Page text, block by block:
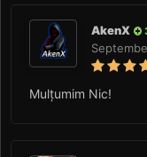
AkenX
Mulțumim Nic!